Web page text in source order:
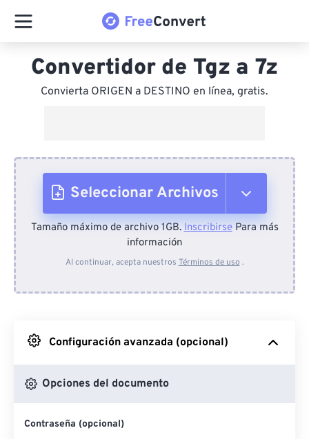
Convertidor de Tgz a 7z
Convierta ORIGEN a DESTINO en línea, gratis.
Seleccionar Archivos
Desde el dispositivo
Desde Google Drive
Desde OneDrive
Desde URL
Tamaño máximo de archivo 1GB.InscribirsePara más
información
Al continuar, acepta nuestros Términos de uso .
Configuración avanzada (opcional)
Opciones del documento
Contraseña (opcional)